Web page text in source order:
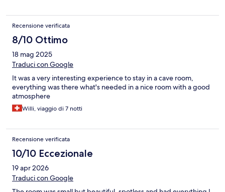
Recensione verificata
8/10 Ottimo
18 mag 2025
Traduci con Google
It was a very interesting experience to stay in a cave room,
everything was there what's needed in a nice room with a good
atmosphere
Willi, viaggio di 7 notti
Recensione verificata
10/10 Eccezionale
19 apr 2026
Traduci con Google